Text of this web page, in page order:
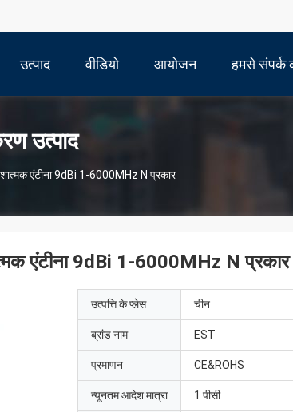
उत्पाद वीडियो आयोजन हमसे संपर्क
उत्पाद
एंटीना 9dBi 1-6000MHz N प्रकार
एंटीना 9dBi 1-6000MHz N प्रकार
उत्पत्ति के प्लेस चीन
ब्रांड नाम EST
प्रमाणन CE&ROHS
न्यूनतम आदेश मात्रा 1 पीसी